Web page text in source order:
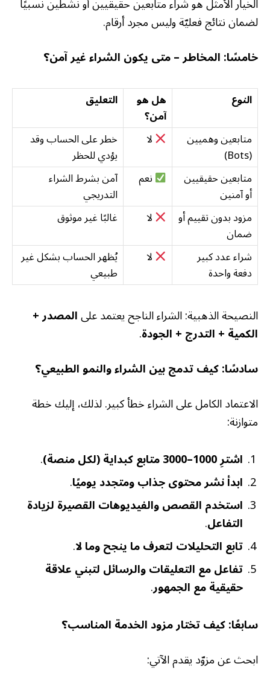
لضمان نتائج فعليّة وليس مجرد أرقام.
خامسًا: المخاطر – متى يكون الشراء غير آمن؟
النوع هل هو
آمن؟
التعليق
متابعين وهميين
(Bots)
لا خطر على الحساب وقد
يؤدي للحظر
متابعين حقيقيين
أو آمنين
نعم آمن بشرط الشراء
التدريجي
مزود بدون تقييم أو
ضمان
لا
غالبًا غير موثوق
شراء عدد كبير
دفعة واحدة
لا يُظهر الحساب بشكل غير
طبيعي
النصيحة الذهبية: الشراء الناجح يعتمد علىالمصدر +
الكمية + التدرج + الجودة.
سادسًا: كيف تدمج بين الشراء والنمو الطبيعي؟
الاعتماد الكامل على الشراء خطأ كبير. لذلك، إليك خطة
متوازنة:
اشترِ 1000–3000 متابع كبداية (لكل منصة)
.
ابدأ نشر محتوى جذاب ومتجدد يوميًا.
استخدم القصص والفيديوهات القصيرة لزيادة
التفاعل.
تابع التحليلات لتعرف ما ينجح وما لا.
تفاعل مع التعليقات والرسائل لتبني علاقة
حقيقية مع الجمهور.
سابعًا: كيف تختار مزود الخدمة المناسب؟
ابحث عن مزوّد يقدم الآتي: